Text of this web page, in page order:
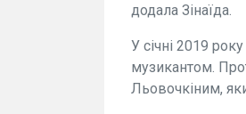
додала Зінаїда.
У січні 2019
музикантом.
Льовочкіним,